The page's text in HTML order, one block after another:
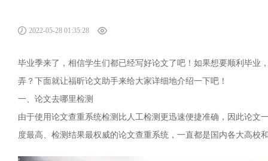
2022-05-28 01:35:28
毕业季来了，相信学生们都已经写好论文了吧！如果想要顺利毕
弄？下面就让福昕论文助手来给大家详细地介绍一下吧！
一、论文去哪里检测
由于使用论文查重系统检测比人工检测更迅速便捷准确，因此论
度最高、检测结果最权威的论文查重系统，一直都是国内各大高校